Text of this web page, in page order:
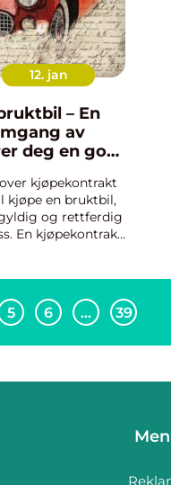
12. jan
– En
av
deg en god
kjøpekontrakt
kjøpe en bruktbil,
og rettferdig
En kjøpekontrakt
5 6 … 39